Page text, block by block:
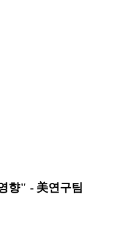
향" - 美연구팀